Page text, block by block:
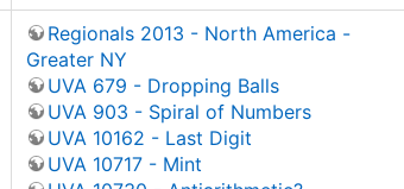
Regionals 2013 - North America -
Greater NY
UVA 679 - Dropping Balls
UVA 903 - Spiral of Numbers
UVA 10162 - Last Digit
UVA 10717 - Mint